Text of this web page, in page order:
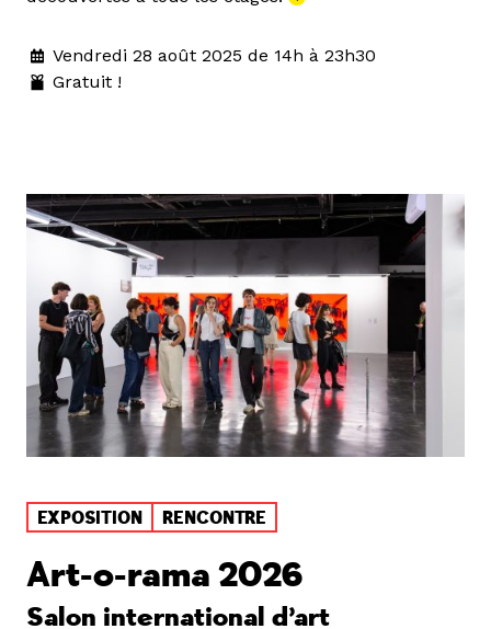
Vendredi 28 août 2025 de 14h à 23h30
Gratuit !
EXPOSITION RENCONTRE
Art-o-rama 2026
Salon international d’art